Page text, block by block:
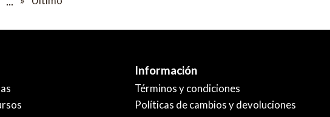
Información
Términos y condiciones
Políticas de cambios y devoluciones